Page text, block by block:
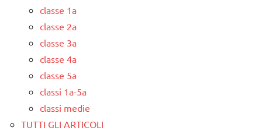
classe 1a
classe 2a
classe 3a
classe 4a
classe 5a
classi 1a-5a
classi medie
TUTTI GLI ARTICOLI